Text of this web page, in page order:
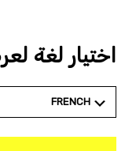
اختيار لغة
FRENCH